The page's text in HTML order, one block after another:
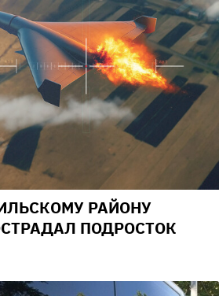
РАЙОНУ
ПОДРОСТОК